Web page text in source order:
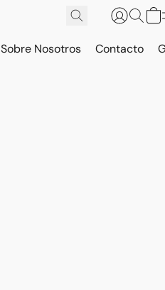
Sobre Nosotros Contacto